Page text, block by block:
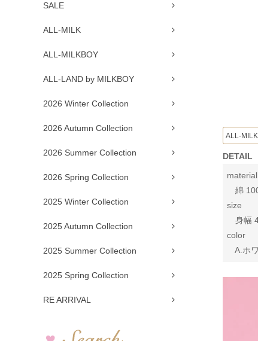
SALE
ALL-MILK
ALL-MILKBOY
ALL-LAND by MILKBOY
2026 Winter Collection
2026 Autumn Collection
2026 Summer Collection
2026 Spring Collection
2025 Winter Collection
2025 Autumn Collection
2025 Summer Collection
2025 Spring Collection
RE ARRIVAL
ALL-MILK
DETAIL
material
綿
size
身幅
color
A.ホ